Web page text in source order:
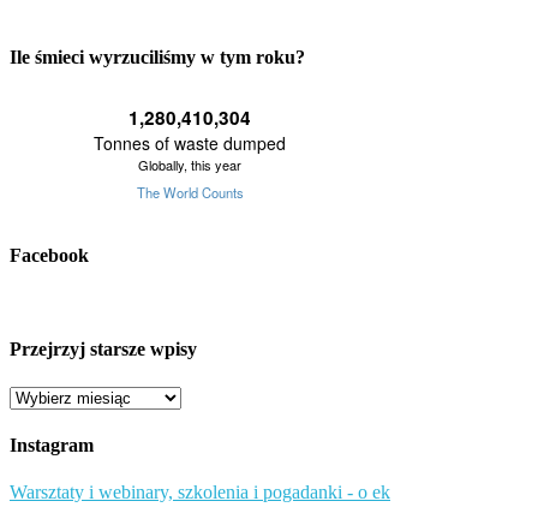
Ile śmieci wyrzuciliśmy w tym roku?
Facebook
Przejrzyj starsze wpisy
Przejrzyj
wpisy
Instagram
Warsztaty i webinary, szkolenia i pogadanki - o ek